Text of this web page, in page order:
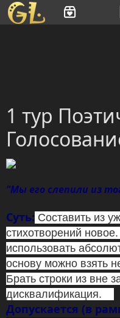
1 тур
"Мы его слепили из
Суть: Составить из
стихотворений новое.
использовать
основу можно взять
Брать строки из вне
дисквалификация.
Допускается (в